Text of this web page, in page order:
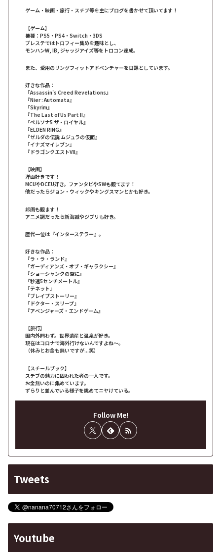
ゲーム・映画・旅行・スチブ等を主にブログを書かせて頂いてます！
【ゲーム】
機種：PS5・PS4・Switch・3DS
プレステではトロフィー集めを趣味とし、
モンハンW, IB, ジャッジアイズ等をトロコン達成。
また、愛用のリングフィットアドベンチャーを日課としています。
好きな作品：
『Assassin's Creed Revelations』
『Nier : Automata』
『Skyrim』
『The Last of Us Part II』
『ペルソナ5 ザ・ロイヤル』
『ELDEN RING』
『ゼルダの伝説 ムジュラの仮面』
『イナズマイレブン』
『ドラゴンクエストVII』
【映画】
洋画好きです！
MCUやDCEU好き。ファンタビやSWも観てます！
他だったらジョン・ウィックやキングスマンとかも好き。
邦画も観ます！
アニメ調だったら新海誠やジブリも好き。
歴代一位は『インターステラー』。
好きな作品：
『ラ・ラ・ランド』
『ガーディアンズ・オブ・ギャラクシー』
『ショーシャンクの空に』
『秒速5センチメートル』
『テネット』
『ブレイブストーリー』
『ドクター・スリープ』
『アベンジャーズ・エンドゲーム』
【旅行】
国内外問わず。世界遺産と温泉が好き。
現在はコロナで海外行けないんですよね～。
（休みとお金も無いですが...笑）
【スチールブック】
スチブの魅力に囚われた者の一人です。
お金無いのに集めています。
ずらりと並んでいる様子を眺めてニヤけている。
Follow Me!
Tweets
Youtube